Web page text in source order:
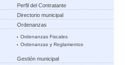
Perfil del Contratante
Directorio municipal
Ordenanzas
Ordenanzas Fiscales
Ordenanzas y Reglamentos
Gestión municipal